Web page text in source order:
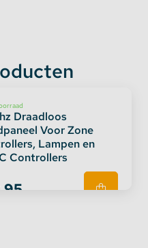
Draadloos
Voor Zone
Lampen en
Controllers